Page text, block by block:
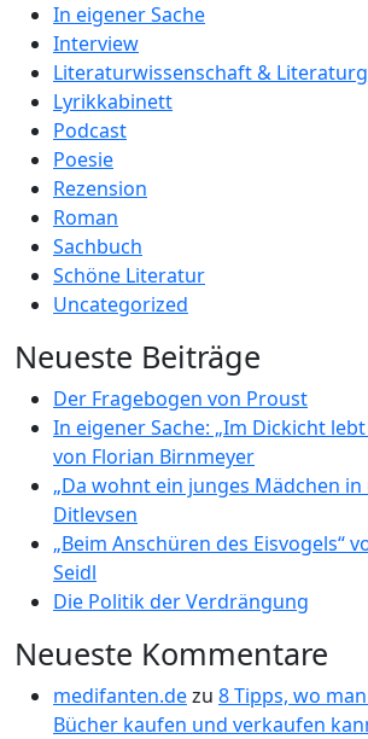
In eigener Sache
Interview
Literaturwissenschaft &
Lyrikkabinett
Podcast
Poesie
Rezension
Roman
Sachbuch
Schöne Literatur
Uncategorized
Neueste Beiträge
Der Fragebogen von Proust
In eigener Sache: „Im Dickicht
von Florian Birnmeyer
„Da wohnt ein junges Mädchen in
Ditlevsen
„Beim Anschüren des Eisvogels“
Seidl
Die Politik der Verdrängung
Neueste Kommentare
medifanten.dezu 8 Tipps, wo
Bücher kaufen und verkaufen